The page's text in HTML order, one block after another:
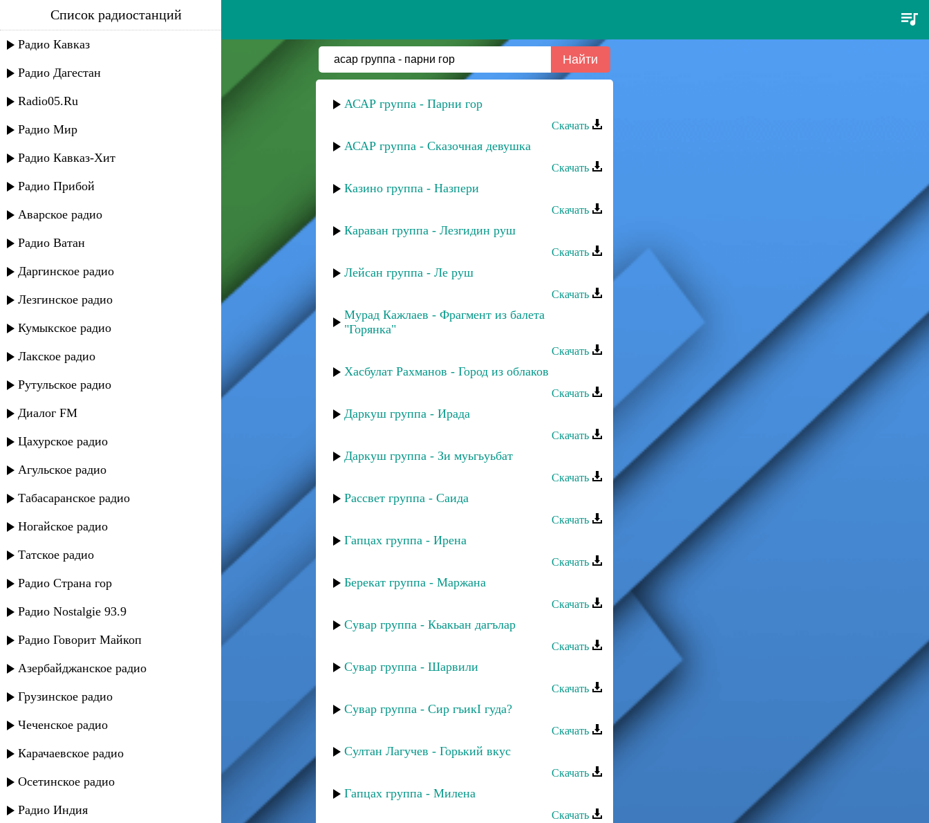
асар группа - парни гор
Список радиостанций
Радио Кавказ
Радио Дагестан
Radio05.Ru
Радио Мир
Радио Кавказ-Хит
Радио Прибой
Аварское радио
Радио Ватан
Даргинское радио
Лезгинское радио
Кумыкское радио
Лакское радио
Рутульское радио
Диалог FM
Цахурское радио
Агульское радио
Табасаранское радио
Ногайское радио
Татское радио
Радио Страна гор
Радио Nostalgie 93.9
Радио Говорит Майкоп
Азербайджанское радио
Грузинское радио
Чеченское радио
Карачаевское радио
Осетинское радио
Радио Индия
АСАР группа - Парни гор
Скачать
АСАР группа - Сказочная девушка
Скачать
Казино группа - Назпери
Скачать
Караван группа - Лезгидин руш
Скачать
Лейсан группа - Ле руш
Скачать
Мурад Кажлаев - Фрагмент из балета
"Горянка"
Скачать
Хасбулат Рахманов - Город из облаков
Скачать
Даркуш группа - Ирада
Скачать
Даркуш группа - Зи муьгьуьбат
Скачать
Рассвет группа - Саида
Скачать
Гапцах группа - Ирена
Скачать
Берекат группа - Маржана
Скачать
Сувар группа - Кьакьан дагълар
Скачать
Сувар группа - Шарвили
Скачать
Сувар группа - Сир гъикI гуда?
Скачать
Султан Лагучев - Горький вкус
Скачать
Гапцах группа - Милена
Скачать